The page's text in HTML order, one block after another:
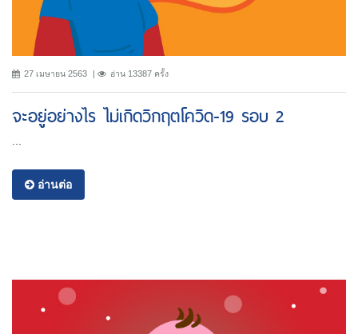
27 เมษายน 2563 อ่าน 13387 ครั้ง
จะอยู่อย่างไร ไม่เกิดวิกฤตโควิด-19 รอบ 2
อ่านต่อ